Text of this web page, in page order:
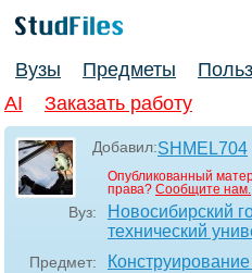
Вузы Предметы
AI
Заказать работу
Добавил:SHMEL704
Опубликованный
права? Сообщите нам.
Вуз:
Новосибирский
технический
Предмет: